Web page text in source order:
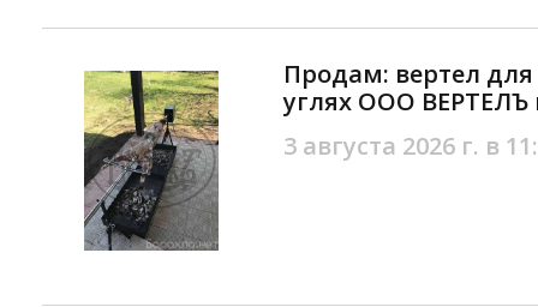
Продам: вертел
углях ООО ВЕРТЕЛЪ
3 августа 2026 г. в